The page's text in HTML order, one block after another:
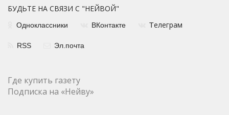
БУДЬТЕ НА СВЯЗИ С "НЕЙВОЙ"
Одноклассники ВКонтакте Телеграм
RSS Эл.почта
Где купить газету
Подписка на «Нейву»